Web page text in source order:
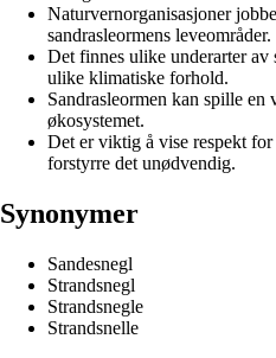
Naturvernorganisasjoner
sandrasleormens leveområder.
Det finnes ulike underarter av
ulike klimatiske forhold.
Sandrasleormen kan spille
økosystemet.
Det er viktig å vise respekt
forstyrre det unødvendig.
Synonymer
Sandesnegl
Strandsnegl
Strandsnegle
Strandsnelle